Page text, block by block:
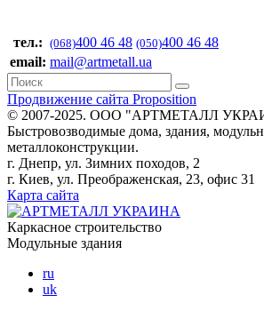
тел.: (068)400 46 48 (050)400 46 48
email: mail@artmetall.ua
Продвижение сайта Proposition
© 2007-2025. ООО "AРТМЕТАЛЛ
Быстровозводимые дома, здания,
металлоконструкции.
г. Днепр, ул. Зимних походов, 2
г. Киев, ул. Преображенская, 23, офис 31
Карта сайта
Каркасное строительство
Модульные здания
ru
uk